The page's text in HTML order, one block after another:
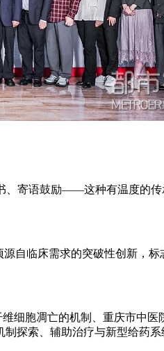
、寄语鼓励——这种有温度的
自临床需求的突破性创新，标
细胞凋亡的机制、重庆市中
探索、辅助治疗与新型给药